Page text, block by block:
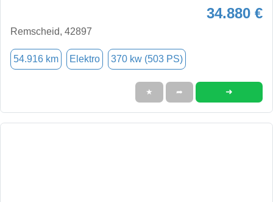
34.880 €
Remscheid, 42897
54.916 km Elektro 370 kw (503 PS)
★ ➦ ➜